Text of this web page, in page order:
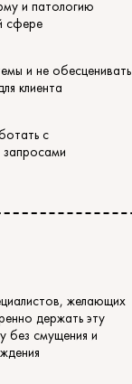
с
запросами
и патологию
сфере
и не обесценивать
клиента
желающих
держать эту
без смущения и